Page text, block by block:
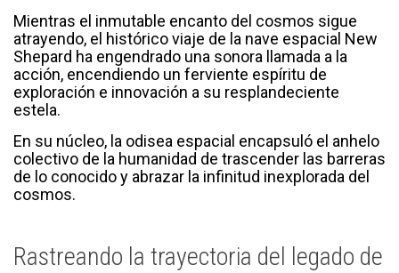
Mientras el inmutable encanto del cosmos sigue
atrayendo, el histórico viaje de la nave espacial New
Shepard ha engendrado una sonora llamada a la
acción, encendiendo un ferviente espíritu de
exploración e innovación a su resplandeciente
estela.
En su núcleo, la odisea espacial encapsuló el anhelo
colectivo de la humanidad de trascender las barreras
de lo conocido y abrazar la infinitud inexplorada del
cosmos.
Rastreando la trayectoria del legado de